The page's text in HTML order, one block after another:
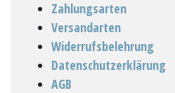
Zahlungsarten
Versandarten
Widerrufsbelehrung
Datenschutzerklärung
AGB